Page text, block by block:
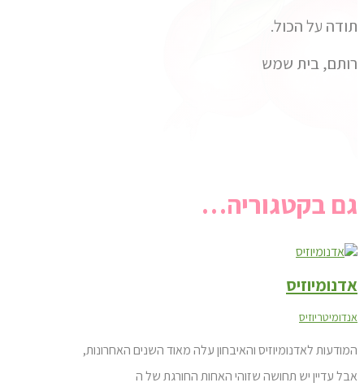
תודה על הכול.
רותם, בית שמש
גם בקטגוריה…
אדנומיוזיס
אנדומיטריוזיס
המודעות לאדנומיוזיס והאיבחון עלה מאוד השנים האחרונות,
אבל עדיין יש תחושה שזוהי האחות החורגת של ה